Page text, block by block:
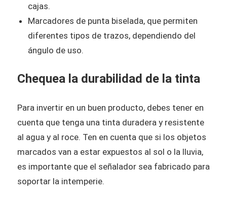
cajas.
Marcadores de punta biselada, que permiten
diferentes tipos de trazos, dependiendo del
ángulo de uso.
Chequea la durabilidad de la tinta
Para invertir en un buen producto, debes tener en
cuenta que tenga una tinta duradera y resistente
al agua y al roce. Ten en cuenta que si los objetos
marcados van a estar expuestos al sol o la lluvia,
es importante que el señalador sea fabricado para
soportar la intemperie.